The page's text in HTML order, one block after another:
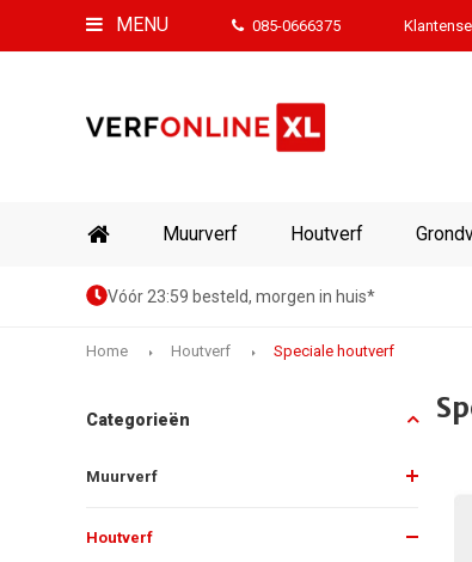
MENU 085-0666375
Muurverf Houtverf
Vóór 23:59 besteld, morgen in huis*
Home Houtverf Speciale houtverf
Categorieën
Muurverf
Houtverf